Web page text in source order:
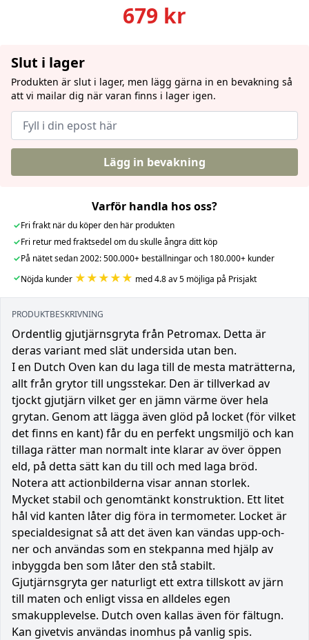
679 kr
Slut i lager
Produkten är slut i lager, men lägg gärna in en bevakning så
att vi mailar dig när varan finns i lager igen.
Lägg in bevakning
Varför handla hos oss?
✓Fri frakt när du köper den här produkten
✓Fri retur med fraktsedel om du skulle ångra ditt köp
✓På nätet sedan 2002: 500.000+ beställningar och 180.000+ kunder
✓Nöjda kunder ★★★★★ med 4.8 av 5 möjliga på Prisjakt
PRODUKTBESKRIVNING
Ordentlig gjutjärnsgryta från Petromax. Detta är
deras variant med slät undersida utan ben.
I en Dutch Oven kan du laga till de mesta maträtterna,
allt från grytor till ungsstekar. Den är tillverkad av
tjockt gjutjärn vilket ger en jämn värme över hela
grytan. Genom att lägga även glöd på locket (för vilket
det finns en kant) får du en perfekt ungsmiljö och kan
tillaga rätter man normalt inte klarar av över öppen
eld, på detta sätt kan du till och med laga bröd.
Notera att actionbilderna visar annan storlek.
Mycket stabil och genomtänkt konstruktion. Ett litet
hål vid kanten låter dig föra in termometer. Locket är
specialdesignat så att det även kan vändas upp-och-
ner och användas som en stekpanna med hjälp av
inbyggda ben som låter den stå stabilt.
Gjutjärnsgryta ger naturligt ett extra tillskott av järn
till maten och enligt vissa en alldeles egen
smakupplevelse. Dutch oven kallas även för fältugn.
Kan givetvis användas inomhus på vanlig spis.